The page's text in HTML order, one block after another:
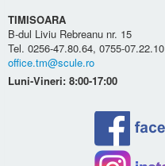
TIMISOARA
B-dul Liviu Rebreanu nr. 15
Tel. 0256-47.80.64, 0755-07.22.10
office.tm@scule.ro
Luni-Vineri: 8:00-17:00